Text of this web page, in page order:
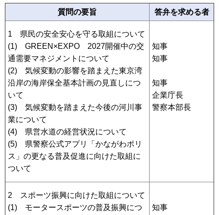
質問の要旨 答弁を求める者
1 県民の安全安心を守る取組について
(1) GREEN×EXPO 2027開催中の交
通需要マネジメントについて
(2) 気候変動の影響を踏まえた東京湾
沿岸の海岸保全基本計画の見直しにつ
いて
(3) 気候変動を踏まえた今後の河川事
業について
(4) 県営水道の経営状況について
(5) 県警察公式アプリ「かながわポリ
ス」の更なる普及促進に向けた取組に
ついて
知事
知事
知事
企業庁長
警察本部長
2 スポーツ振興に向けた取組について
(1) モータースポーツの普及振興につ
知事